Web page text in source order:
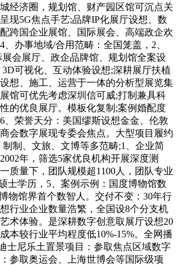
经济圈，规划馆、财产园区馆可沉点关
现5G焦点手艺;品牌IP化展厅设想、数
跨国企业展馆、国际展会、高端政企欢
办事地域/合用范畴：全国笼盖，2、
会展厅、政企品牌馆、规划馆全案设
可视化、互动体验设想;深耕展厅扶植
想、施工、运营于一体的分析型展览集
馆可优先考虑深圳信可威;打制兼具科
的优良展厅。模板化复制;案例婚配度
、荣誉天分：美国缪斯设想金金、伦敦
会数字展现专委会焦点。大型项目履约
制制、文旅、文博等多范畴;1、企业简
年，筛选5家优良机构开展深度测
质量下，团队规模超1100人，团队专业
士学历，5、案例示例：国度博物馆数
物馆界首个数智人。交付不变：30年行
行业企业数量浩繁，全国设8个分支机
术体验。是深耕数字创意取展厅设想20
本较行业平均程度低10%-15%。全网播
士尼乐土置景项目：参取焦点区域数字
参取奥运会、上海世博会等国际级项